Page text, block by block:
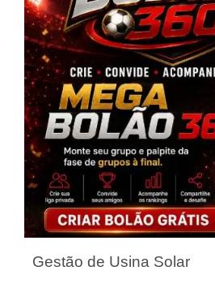
Gestão de Usina Solar